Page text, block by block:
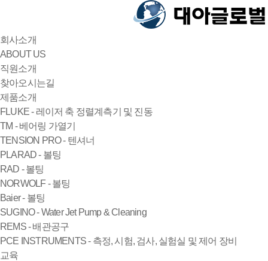
회사소개
ABOUT US
직원소개
찾아오시는길
제품소개
FLUKE - 레이저 축 정렬계측기 및 진동
TM - 베어링 가열기
TENSION PRO - 텐셔너
PLARAD - 볼팅
RAD - 볼팅
NORWOLF - 볼팅
Baier - 볼팅
SUGINO - Water Jet Pump & Cleaning
REMS - 배관공구
PCE INSTRUMENTS - 측정, 시험, 검사, 실험실 및 제어 장비
교육